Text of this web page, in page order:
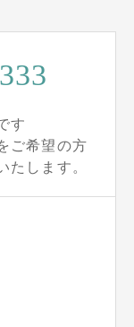
す
ご希望の方
たします。